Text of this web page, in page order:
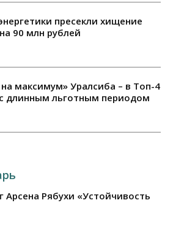
пресекли хищение
90 млн рублей
максимум» Уралсиба – в Топ-4
длинным льготным периодом
Арсена Рябухи «Устойчивость